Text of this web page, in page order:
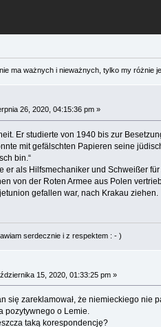
ma ważnych i nieważnych, tylko my różnie
26, 2020, 04:15:36 pm »
Er studierte von 1940 bis zur
mit gefälschten Papieren seine
bin.“
er als Hilfsmechaniker und Schweißer
von der Roten Armee aus Polen
gefallen war, nach Krakau ziehen.
serdecznie i z respektem : - )
15, 2020, 01:33:25 pm »
się zareklamował, że niemieckiego nie
pozytywnego o Lemie.
taką korespondencję?